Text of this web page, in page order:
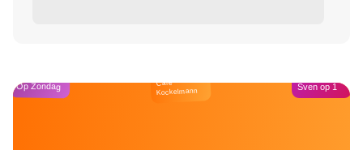
Op Zondag Café
Kockelmann Sven op 1